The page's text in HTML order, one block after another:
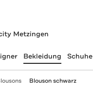
Metzingen
Bekleidung Schuhe
Blouson schwarz